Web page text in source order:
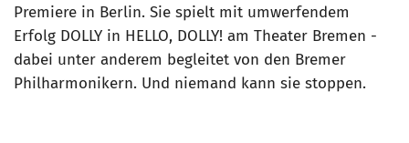
Premiere in Berlin. Sie spielt mit umwerfendem
Erfolg DOLLY in HELLO, DOLLY! am Theater Bremen -
dabei unter anderem begleitet von den Bremer
Philharmonikern. Und niemand kann sie stoppen.